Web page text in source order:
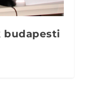
budapesti